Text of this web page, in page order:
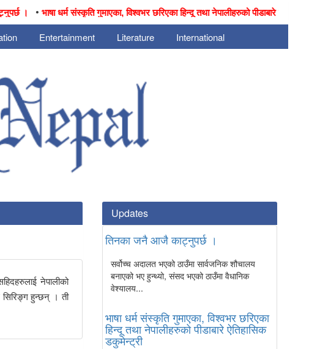
। • भाषा धर्म संस्कृति गुमाएका, विश्वभर छरिएका हिन्दू तथा नेपालीहरुको पीडाबारे ऐतिहासिक
Entertainment Literature
International
नेपालीको
सिरिङ्ग हुन्छन् । ती
Updates
तिनका जनै आजै काट्नुपर्छ ।
सर्वोच्च अदालत भएको ठाउँमा सार्वजनिक शौचालय
बनाएको भए हुन्थ्यो, संसद भएको ठाउँमा वैधानिक
वेश्यालय...
भाषा धर्म संस्कृति गुमाएका, विश्वभर छरिएका
हिन्दू तथा नेपालीहरुको पीडाबारे ऐतिहासिक
डकुमेन्ट्री